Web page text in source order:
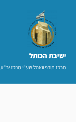
ישיבת הכותל​
מרכז תורני וואהל שע"י מרכז יב"ע